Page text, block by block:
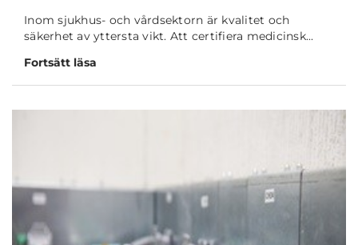
Inom sjukhus- och vårdsektorn är kvalitet och
säkerhet av yttersta vikt. Att certifiera medicinsk...
Fortsätt läsa